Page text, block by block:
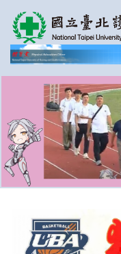
跳
到
主
要
區